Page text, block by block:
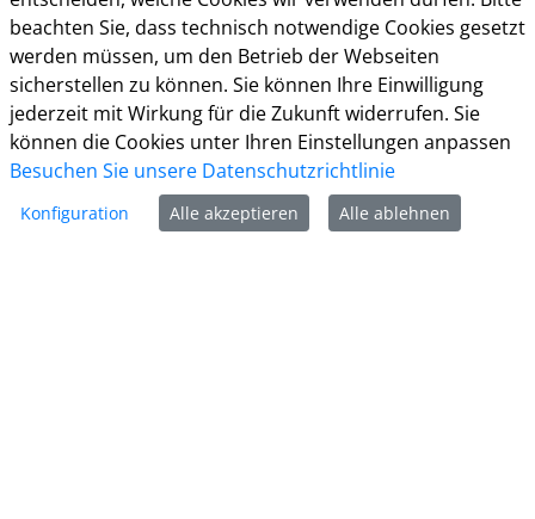
33334 Gütersloh
Tel.: 05241 85-0
Mail:kreisverwaltung@kreis-guetersloh.de
Web:www.kreis-guetersloh.de
Info
Datenschutz
beachten Sie, dass technisch notwendige Cookies gesetzt
werden müssen, um den Betrieb der Webseiten
sicherstellen zu können. Sie können Ihre Einwilligung
jederzeit mit Wirkung für die Zukunft widerrufen. Sie
können die Cookies unter Ihren Einstellungen anpassen
Besuchen Sie unsere Datenschutzrichtlinie
Konfiguration Alle akzeptieren Alle ablehnen